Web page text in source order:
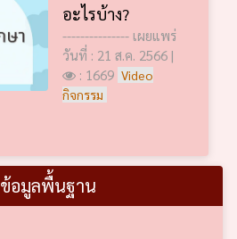
อะไรบ้าง?
--------------- เผยแพร่
วันที่ : 21 ส.ค. 2566 |
: 1669 Video
กิจกรรม
ข้อมูลพื้นฐาน